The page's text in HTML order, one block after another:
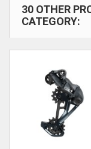
30 OTHER
CATEGORY: